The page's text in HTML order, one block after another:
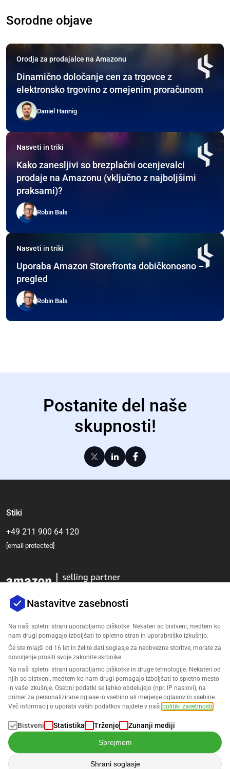
Sorodne objave
Orodja za prodajalce na Amazonu
Dinamično določanje cen za trgovce z
elektronsko trgovino z omejenim proračunom
Daniel Hannig
Nasveti in triki
Kako zanesljivi so brezplačni ocenjevalci
prodaje na Amazonu (vključno z najboljšimi
praksami)?
Robin Bals
Nasveti in triki
Uporaba Amazon Storefronta dobičkonosno –
pregled
Robin Bals
Postanite del naše
skupnosti!
Stiki
+49 211 900 64 120
[email protected]
Podjetje
Podpora
Rešitve za Amazon
Nastavitve zasebnosti
Na naši spletni strani uporabljamo piškotke. Nekateri so bistveni, medtem ko
nam drugi pomagajo izboljšati to spletno stran in uporabniško izkušnjo.
Če ste mlajši od 16 let in želite dati soglasje za neobvezne storitve, morate za
dovoljenje prositi svoje zakonite skrbnike.
Na naši spletni strani uporabljamo piškotke in druge tehnologije. Nekateri od
njih so bistveni, medtem ko nam drugi pomagajo izboljšati to spletno mesto
in vaše izkušnje. Osebni podatki se lahko obdelujejo (npr. IP naslovi), na
primer za personalizirane oglase in vsebino ali merjenje oglasov in vsebine.
Več informacij o uporabi vaših podatkov najdete v naši politiki zasebnosti
Bistveni Statistika Trženje Zunanji mediji
Sprejmem
Shrani soglasje